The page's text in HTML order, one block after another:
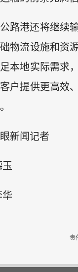
路港还将继续
物流设施和资
本地实际需求
户提供更高效
新闻记者
华
责